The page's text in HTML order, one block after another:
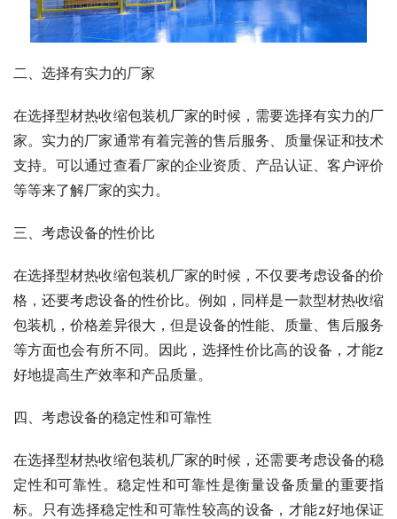
二、选择有实力的厂家
在选择型材热收缩包装机厂家的时候，需要选择有实力的厂
家。实力的厂家通常有着完善的售后服务、质量保证和技术
支持。可以通过查看厂家的企业资质、产品认证、客户评价
等等来了解厂家的实力。
三、考虑设备的性价比
在选择型材热收缩包装机厂家的时候，不仅要考虑设备的价
格，还要考虑设备的性价比。例如，同样是一款型材热收缩
包装机，价格差异很大，但是设备的性能、质量、售后服务
等方面也会有所不同。因此，选择性价比高的设备，才能z
好地提高生产效率和产品质量。
四、考虑设备的稳定性和可靠性
在选择型材热收缩包装机厂家的时候，还需要考虑设备的稳
定性和可靠性。稳定性和可靠性是衡量设备质量的重要指
标。只有选择稳定性和可靠性较高的设备，才能z好地保证